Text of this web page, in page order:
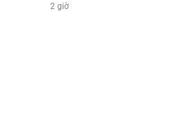
2 giờ